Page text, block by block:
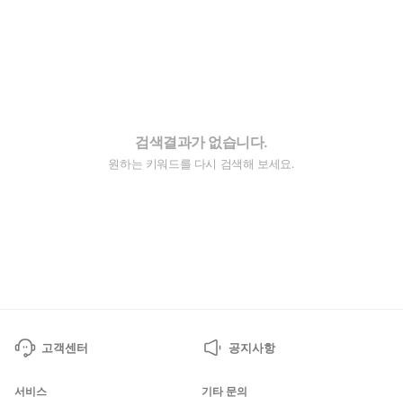
검색결과가 없습니다.
원하는 키워드를 다시 검색해 보세요.
고객센터 공지사항
서비스 기타 문의